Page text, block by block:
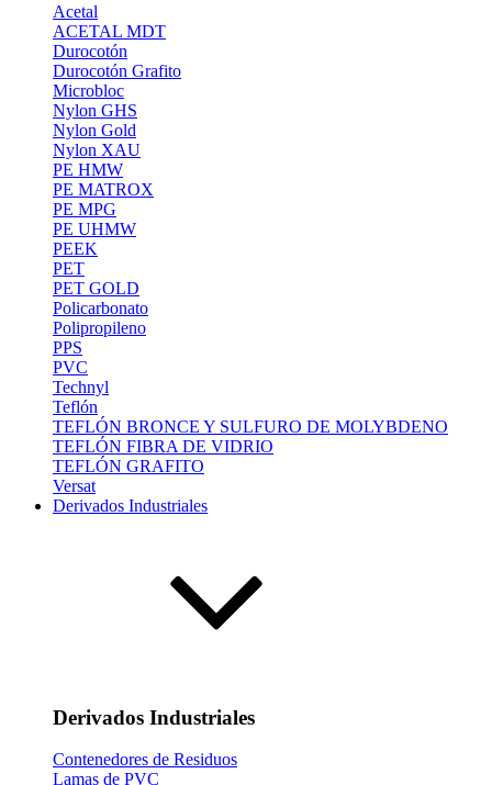
Acetal
ACETAL MDT
Durocotón
Durocotón Grafito
Microbloc
Nylon GHS
Nylon Gold
Nylon XAU
PE HMW
PE MATROX
PE MPG
PE UHMW
PEEK
PET
PET GOLD
Policarbonato
Polipropileno
PPS
PVC
Technyl
Teflón
TEFLÓN BRONCE Y SULFURO DE MOLYBDENO
TEFLÓN FIBRA DE VIDRIO
TEFLÓN GRAFITO
Versat
Derivados Industriales
Derivados Industriales
Contenedores de Residuos
Lamas de PVC